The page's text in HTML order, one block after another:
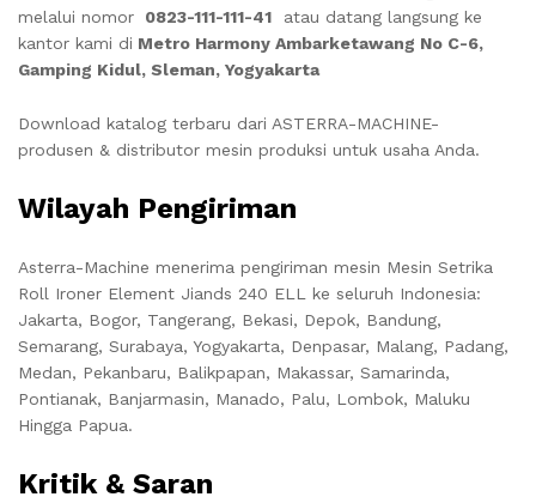
melalui nomor
0823-111-111-41 atau datang langsung ke
kantor kami di Metro Harmony Ambarketawang No C-6,
Gamping Kidul, Sleman, Yogyakarta
Download katalog terbaru dari ASTERRA-MACHINE-
produsen & distributor mesin produksi untuk usaha Anda.
Wilayah Pengiriman
Asterra-Machine menerima pengiriman mesin Mesin Setrika
Roll Ironer Element Jiands 240 ELL ke seluruh Indonesia:
Jakarta, Bogor, Tangerang, Bekasi, Depok, Bandung,
Semarang, Surabaya, Yogyakarta, Denpasar, Malang, Padang,
Medan, Pekanbaru, Balikpapan, Makassar, Samarinda,
Pontianak, Banjarmasin, Manado, Palu, Lombok, Maluku
Hingga Papua.
Kritik & Saran